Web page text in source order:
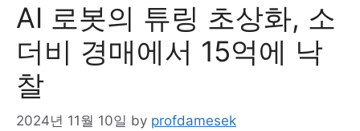
AI 로봇의 튜링 초상화, 소
더비 경매에서 15억에 낙
찰
2024년 11월 10일 by profdamesek